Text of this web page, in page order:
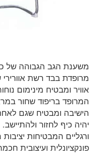
משענת הגב הגבוהה של
מרופדת בבד רשת
אוויר ומבטיח מינימום
המרופד בריפוד שחור
הישיבה ומבטיח שגם
יהיה כיף לחזור
ורגליים המבטיחות
פונקציונלית ועיצובית